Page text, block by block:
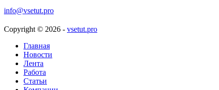
08.08.2026 11:14:37
Когда документация заканчивается, системный
аналитик начинает читать код
08.08.2026 10:56:28
[Перевод] Победить Hibernate в тестах. Возможно?
info@vsetut.pro
Copyright © 2026 - vsetut.pro
Главная
Новости
Лента
Работа
Статьи